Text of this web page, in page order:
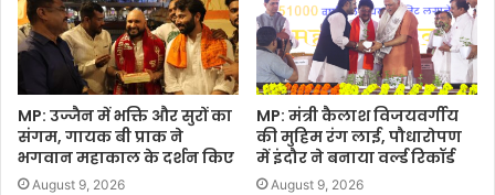
MP: उज्जैन में भक्ति और सुरों का
संगम, गायक बी प्राक ने
भगवान महाकाल के दर्शन किए
August 9, 2026
MP: मंत्री कैलाश विजयवर्गीय
की मुहिम रंग लाई, पौधारोपण
में इंदौर ने बनाया वर्ल्ड रिकॉर्ड
August 9, 2026